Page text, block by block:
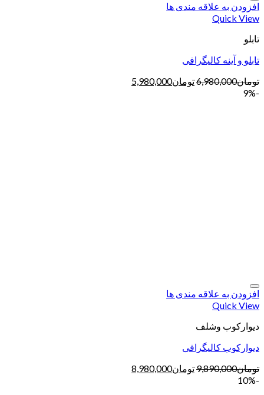
افزودن به علاقه مندی ها
Quick View
تابلو
تابلو و آینه کالیگرافی
تومان6,980,000تومان5,980,000
-9%
افزودن به علاقه مندی ها
Quick View
دیوارکوب وشلف
دیوارکوب کالیگرافی
تومان9,890,000تومان8,980,000
-10%